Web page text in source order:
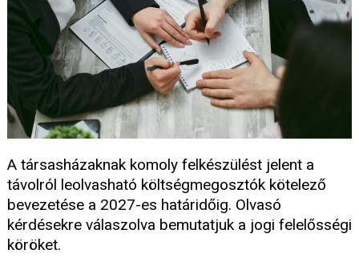
A társasházaknak komoly felkészülést jelent a
távolról leolvasható költségmegosztók kötelező
bevezetése a 2027-es határidőig. Olvasó
kérdésekre válaszolva bemutatjuk a jogi felelősségi
köröket.